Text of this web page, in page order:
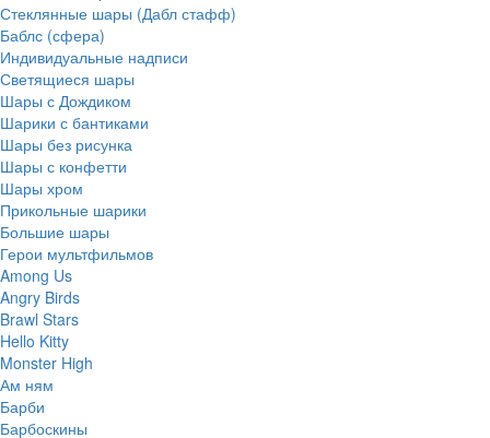
Стеклянные шары (Дабл стафф)
Баблс (сфера)
Индивидуальные надписи
Светящиеся шары
Шары с Дождиком
Шарики с бантиками
Шары без рисунка
Шары с конфетти
Шары хром
Прикольные шарики
Большие шары
Герои мультфильмов
Among Us
Angry Birds
Brawl Stars
Hello Kitty
Monster High
Ам ням
Барби
Барбоскины